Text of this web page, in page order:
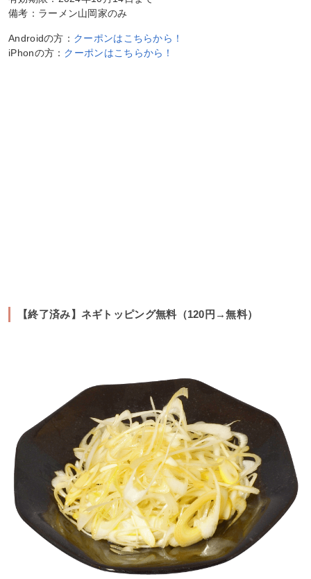
備考：ラーメン山岡家のみ
Androidの方： クーポンはこちらから！
iPhonの方： クーポンはこちらから！
【終了済み】ネギトッピング無料（120円→無料）